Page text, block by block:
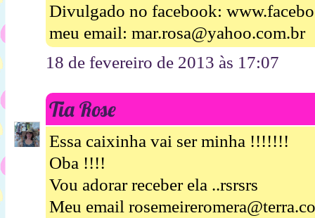
Divulgado no facebook:
meu email: mar.rosa@yahoo.com.br
18 de fevereiro de 2013 às 17:07
Tia Rose
Essa caixinha vai ser minha !!!!!!!
Oba !!!!
Vou adorar receber ela ..rsrsrs
Meu email